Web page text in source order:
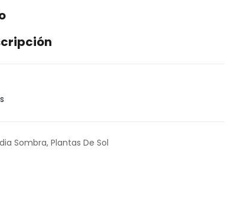
Sombra, Plantas De Sol